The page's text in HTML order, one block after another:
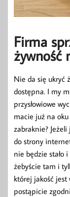
Firma
żywność
Nie da się ukryć
dostępna. I my
przysłowiowe
macie już na
zabraknie?
do strony
nie będzie stało
żebyście tam i
której jakość
postąpicie